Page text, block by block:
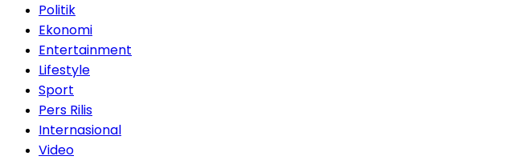
Politik
Ekonomi
Entertainment
Lifestyle
Sport
Pers Rilis
Internasional
Video